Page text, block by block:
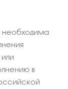
необходима
в